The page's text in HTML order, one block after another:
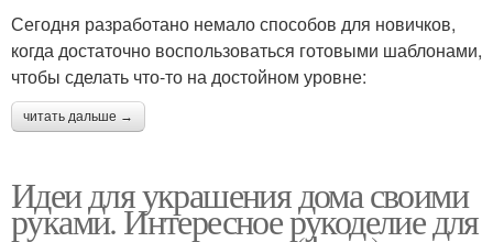
Сегодня разработано немало способов для новичков,
когда достаточно воспользоваться готовыми шаблонами,
чтобы сделать что-то на достойном уровне:
читать дальше →
Идеи для украшения дома своими
руками. Интересное рукоделие для